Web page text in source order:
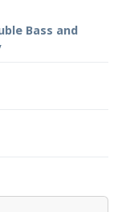
Bass and